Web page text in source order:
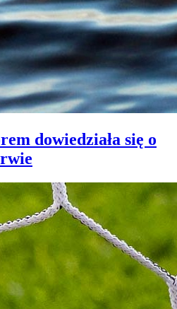
dowiedziała się o